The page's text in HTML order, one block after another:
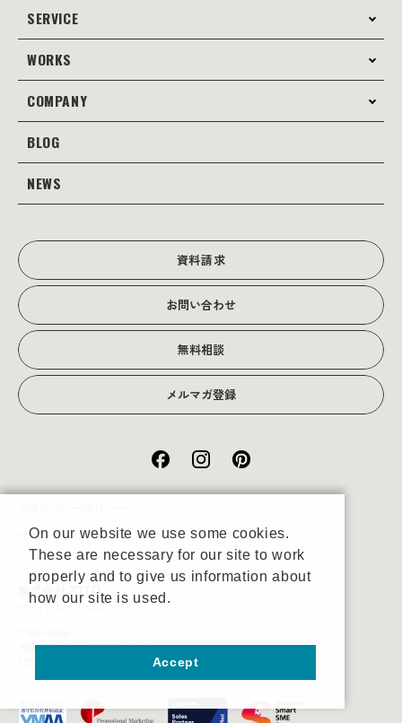
SERVICE
サービス案内
コンサルティング
Web広告･SEO対策
WORKS
制作事例
Web
COMPANY
会社案内
当社の強み
会社沿革
BLOG
JOTOブログ
NEWS
資料請求
お問い合わせ
無料相談
メルマガ登録
サイトマップ
株式会社JOTO
大阪市東成区中道3丁目1番1号
On our website we use some cookies.
These are necessary for our site to work
properly and to give us information about
how our site is used.
Accept